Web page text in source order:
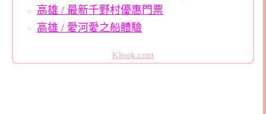
高雄 / 最新千野村優惠門票
高雄 / 愛河愛之船體驗
Klook.com